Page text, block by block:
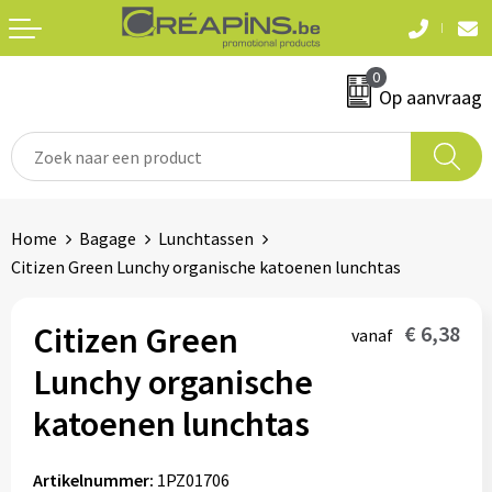
0
Op aanvraag
T-shirts
Sweaters en hoodies
Jassen
Automerken
Eten & drinken
Snoepgoed
Waterflesjes
Home Bagage
Lunchtassen
Citizen Green Lunchy organische katoenen lunchtas
Citizen Green
Lunchy organische
katoenen lunchtas
vanaf € 6,38
Artikelnummer: 1PZ01706